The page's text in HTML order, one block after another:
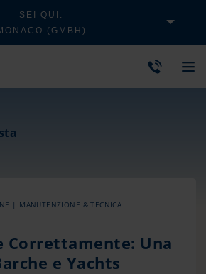
SEI QUI:
(GMBH)
| MANUTENZIONE & TECNICA
Correttamente: Una
e Yachts